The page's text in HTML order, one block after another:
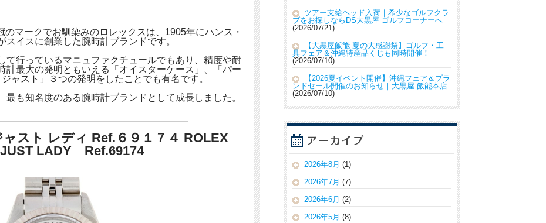
マークでお馴染みのロレックスは、1905年にハンス・
スイスに創業した腕時計ブランドです。
て行っているマニュファクチュールでもあり、精度や耐
計最大の発明ともいえる「オイスターケース」、「パー
ャスト」３つの発明をしたことでも有名です。
も知名度のある腕時計ブランドとして成長しました。
スト レディ Ref.６９１７４ ROLEX
LADY Ref.69174
ツアー支給ヘッド入荷｜希少なゴルフクラ
ブをお探しならDS大黒屋 ゴルフコーナーへ
2026/07/21
【大黒屋飯能 夏の大感謝祭】ゴルフ・工
具フェア＆沖縄特産品くじも同時開催！
2026/07/10
【2026夏イベント開催】沖縄フェア＆ブラ
ンドセール開催のお知らせ｜大黒屋 飯能本店
2026/07/10
2026年8月 (1)
2026年7月 (7)
2026年6月 (2)
2026年5月 (8)